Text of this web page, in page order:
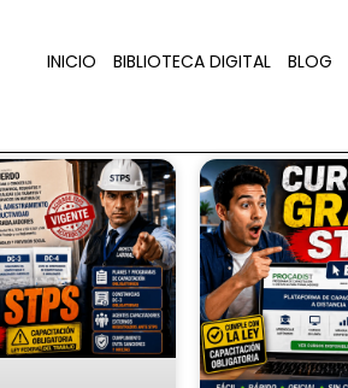
INICIO BIBLIOTECA DIGITAL BLOG